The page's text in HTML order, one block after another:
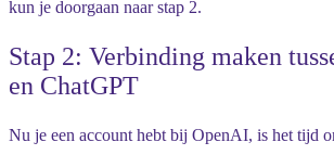
kun je doorgaan naar stap 2.
Stap 2: Verbinding maken
en ChatGPT
Nu je een account hebt bij OpenAI, is het tijd